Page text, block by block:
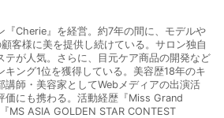
『Cherie』を経営。約7年の間に、モデルや
客様に美を提供し続けている。サロン独自
テが人気。さらに、目元ケア商品の開発など
キング1位を獲得している。美容歴18年のキ
講師・美容家としてWebメディアの出演活
価にも携わる。活動経歴『Miss Grand
MS ASIA GOLDEN STAR CONTEST